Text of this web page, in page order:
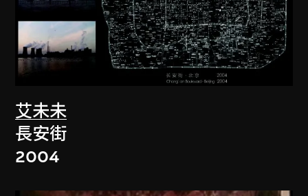
艾未未
長安街
2004